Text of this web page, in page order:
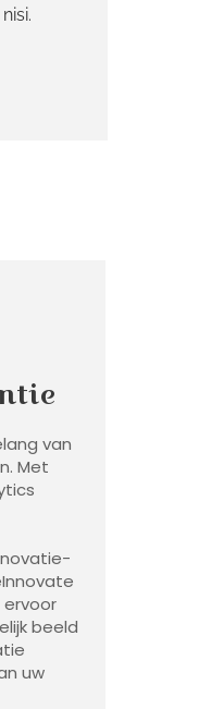
van
Met
beeld
uw